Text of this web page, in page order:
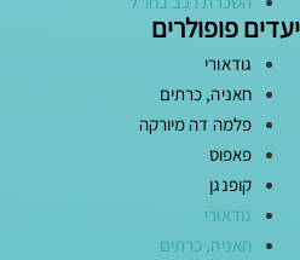
יעדים פופולרים
גודאורי
חאניה, כרתים
פלמה דה מיורקה
פאפוס
קופנגן
גודאורי
חאניה, כרתים